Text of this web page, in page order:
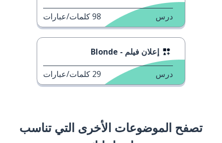
درس 98كلمات/عبارات
إعلان فيلم - Blonde
درس 29 كلمات/عبارات
تصفح الموضوعات الأخرى التي تناسب